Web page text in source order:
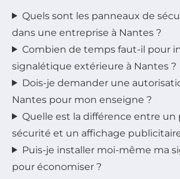
Quels sont les panneaux de
dans une entreprise à Nantes ?
Combien de temps faut-il pour
signalétique extérieure à Nantes ?
Dois-je demander une
Nantes pour mon enseigne ?
Quelle est la différence entre un
sécurité et un affichage
Puis-je installer moi-même ma
pour économiser ?